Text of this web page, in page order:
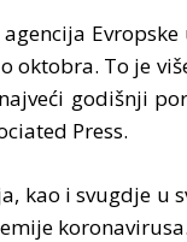
oktobra. To je
godišnji
Press.
kao i svugdje u
koronavirusa.